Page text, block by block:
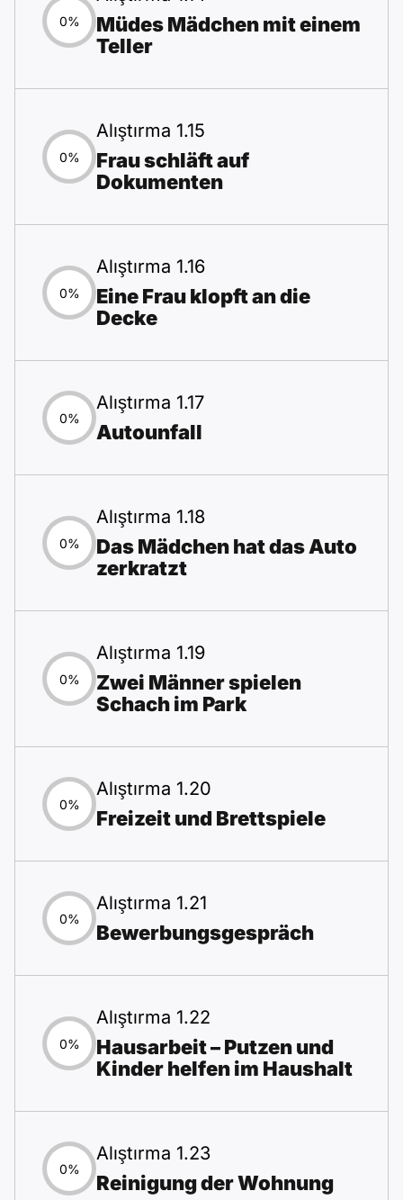
0%
Müdes Mädchen mit einem
Teller
0%
Alıştırma 1.15
Frau schläft auf
Dokumenten
0%
Alıştırma 1.16
Eine Frau klopft an die
Decke
0%
Alıştırma 1.17
Autounfall
0%
Alıştırma 1.18
Das Mädchen hat das Auto
zerkratzt
0%
Alıştırma 1.19
Zwei Männer spielen
Schach im Park
0%
Alıştırma 1.20
Freizeit und Brettspiele
0%
Alıştırma 1.21
Bewerbungsgespräch
0%
Alıştırma 1.22
Hausarbeit – Putzen und
Kinder helfen im Haushalt
0%
Alıştırma 1.23
Reinigung der Wohnung